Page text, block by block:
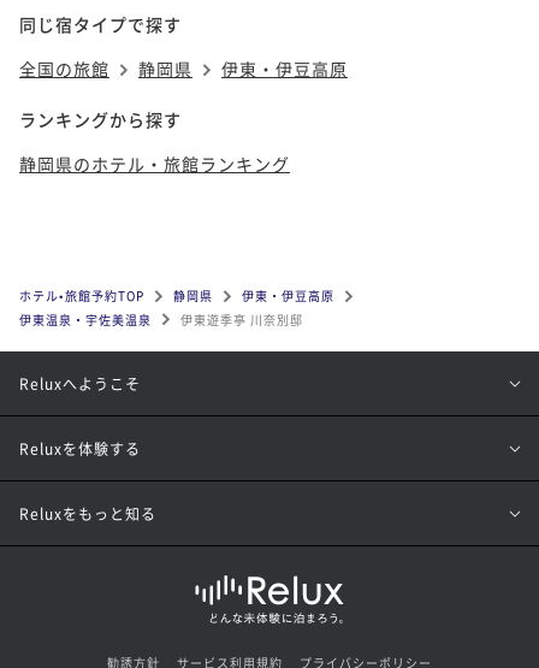
同じ宿タイプで探す
全国の旅館
静岡県 伊東・伊豆高原
ランキングから探す
静岡県のホテル・旅館ランキング
ホテル•旅館予約TOP 静岡県
伊東・伊豆高原
伊東温泉・宇佐美温泉
伊東遊季亭 川奈別邸
Reluxへようこそ
Reluxを体験する
Reluxをもっと知る
勧誘方針 サービス利用規約 プライバシーポリシー